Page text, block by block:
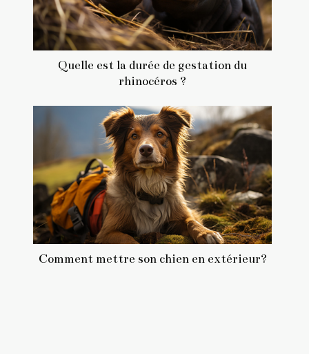
Quelle est la durée de gestation du
rhinocéros ?
Comment mettre son chien en extérieur?